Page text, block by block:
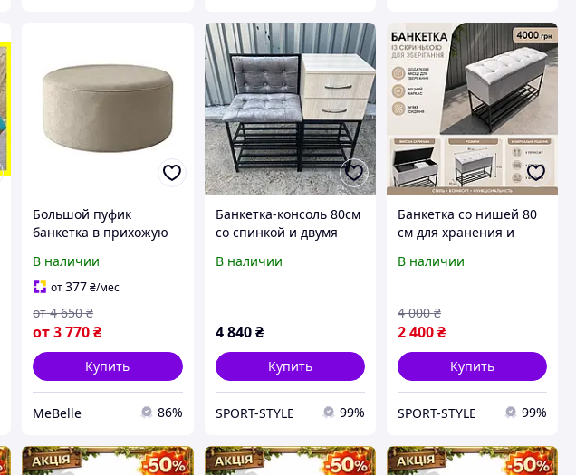
Большой пуфик
банкетка в прихожую
см в гостиную, беж
коричневый зеленый
В наличии
от377₴/мес
от3 770₴
от 4 650 ₴
Купить
MeBelle 86%
Банкетка-консоль 80см
со спинкой и двумя
В наличии
4 840 ₴
Купить
SPORT-STYLE 99%
Банкетка со нишей 80
см для хранения и
В наличии
2 400₴
4 000 ₴
Купить
SPORT-STYLE 99%